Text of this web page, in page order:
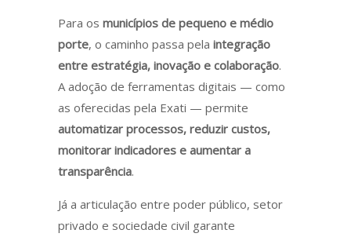
Para os municípios de pequeno e médio
porte, o caminho passa pela integração
entre estratégia, inovação e colaboração.
A adoção de ferramentas digitais — como
as oferecidas pela Exati — permite
automatizar processos, reduzir custos,
monitorar indicadores e aumentar a
transparência.
Já a articulação entre poder público, setor
privado e sociedade civil garante